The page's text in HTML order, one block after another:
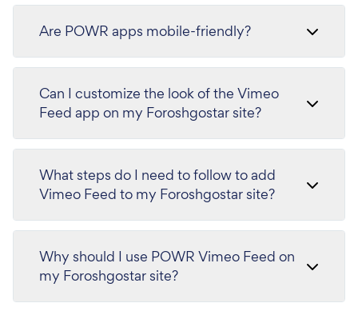
Are POWR apps mobile-friendly?
Can I customize the look of the Vimeo
Feed app on my Foroshgostar site?
What steps do I need to follow to add
Vimeo Feed to my Foroshgostar site?
Why should I use POWR Vimeo Feed on
my Foroshgostar site?